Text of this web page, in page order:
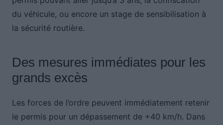
du véhicule, ou encore un stage de sensibilisation à
la sécurité routière.
Des mesures immédiates pour les
grands excès
Les forces de l’ordre peuvent immédiatement retenir
le permis pour un dépassement de +40 km/h. Dans